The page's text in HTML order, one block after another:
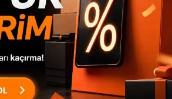
Beyaz PS1-W” için yorum yapan ilk kişi
Gerekli alanlar